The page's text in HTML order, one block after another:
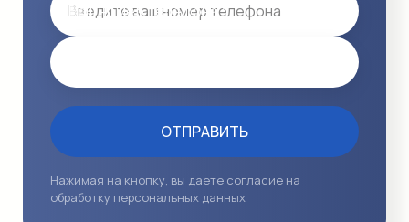
Ваш номер телефона *
ОТПРАВИТЬ
Нажимая на кнопку, вы даете согласие на
обработку персональных данных